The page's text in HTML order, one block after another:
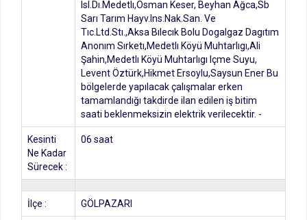
Isl.Dı.Medetlı,Osman Keser, Beyhan Ağca,Sb
Sarı Tarım Hayv.Ins.Nak.San. Ve
Tıc.Ltd.Stı.,Aksa Bılecık Bolu Dogalgaz Dagıtım
Anonım Sırketı,Medetlı Köyü Muhtarlıgı,Ali
Şahin,Medetlı Köyü Muhtarlıgı Içme Suyu,
Levent Öztürk,Hikmet Ersoylu,Saysun Ener Bu
bölgelerde yapılacak çalışmalar erken
tamamlandığı takdirde ilan edilen iş bitim
saati beklenmeksizin elektrik verilecektir. -
Kesinti
Ne Kadar
Sürecek :
06 saat
İlçe : GÖLPAZARI